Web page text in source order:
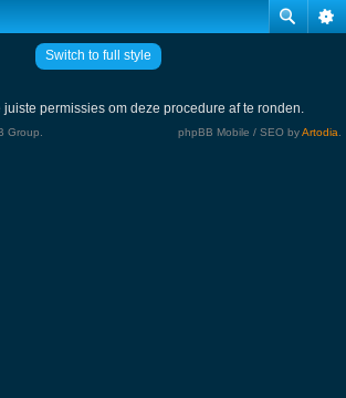
Switch to full style
permissies om deze procedure af te ronden.
Group. phpBB Mobile / SEO byArtodia